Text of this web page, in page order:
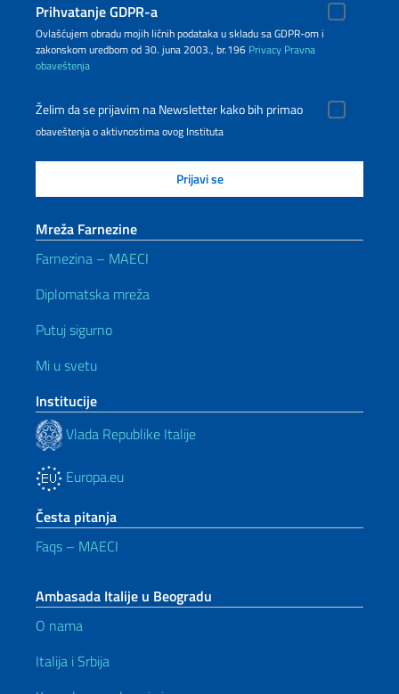
Prihvatanje GDPR-a
Ovlašćujem obradu mojih ličnih podataka u skladu sa GDPR-om i
zakonskom uredbom od 30. juna 2003., br.196 Privacy Pravna
obaveštenja
Želim da se prijavim na Newsletter kako bih primao
obaveštenja o aktivnostima ovog Instituta
Mreža Farnezine
Farnezina – MAECI
Diplomatska mreža
Putuj sigurno
Mi u svetu
Institucije
Vlada Republike Italije
Europa.eu
Česta pitanja
Faqs – MAECI
Ambasada Italije u Beogradu
O nama
Italija i Srbija